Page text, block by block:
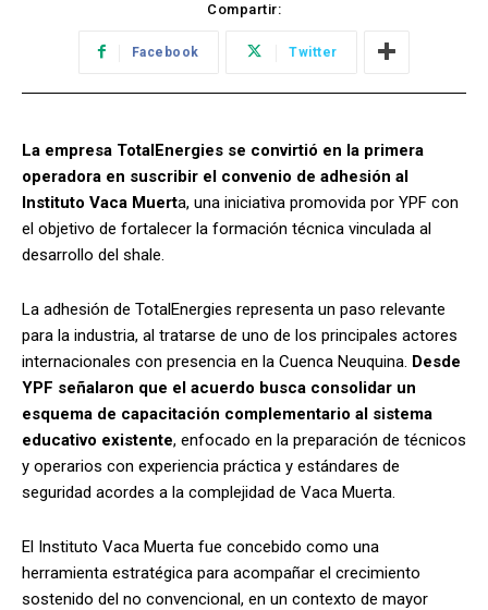
Compartir:
Facebook Twitter
La empresa TotalEnergies se convirtió en la primera
operadora en suscribir el convenio de adhesión al
Instituto Vaca Muerta, una iniciativa promovida por YPF con
el objetivo de fortalecer la formación técnica vinculada al
desarrollo del shale.
La adhesión de TotalEnergies representa un paso relevante
para la industria, al tratarse de uno de los principales actores
internacionales con presencia en la Cuenca Neuquina. Desde
YPF señalaron que el acuerdo busca consolidar un
esquema de capacitación complementario al sistema
educativo existente, enfocado en la preparación de técnicos
y operarios con experiencia práctica y estándares de
seguridad acordes a la complejidad de Vaca Muerta.
El Instituto Vaca Muerta fue concebido como una
herramienta estratégica para acompañar el crecimiento
sostenido del no convencional, en un contexto de mayor